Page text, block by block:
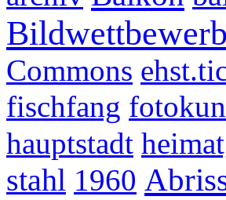
Bildwettbewerb
Commons
fischfang
hauptstadt
stahl 1960